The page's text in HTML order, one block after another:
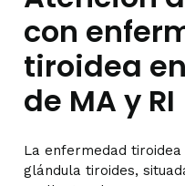
con
tiroidea
de MA y RI
La enfermedad
glándula tiroides,